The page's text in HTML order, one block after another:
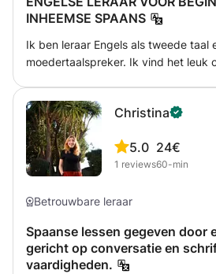
INHEEMSE SPAANS
Ik ben leraar Engels als tweede taal
moedertaalspreker. Ik vind het leuk
geniet van wat ze leren, ze sneller
Christina
5.0
1 reviews
24€
60-min
Betrouwbare leraar
Spaanse lessen gegeven door
gericht op conversatie en
vaardigheden.